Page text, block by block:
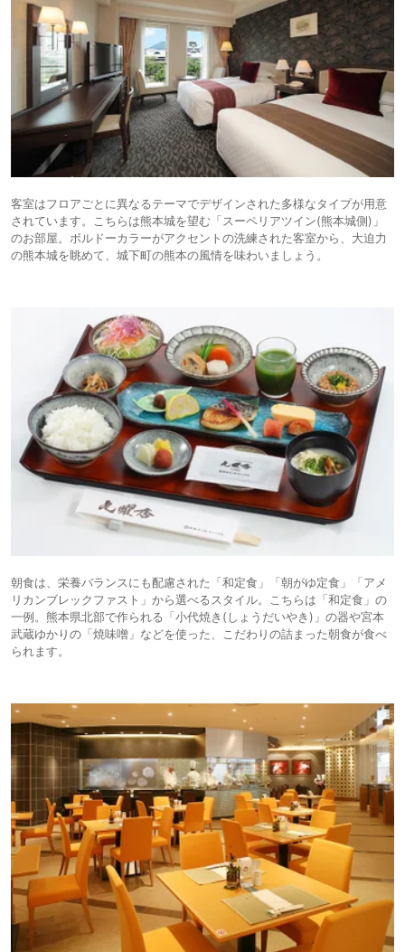
客室はフロアごとに異なるテーマでデザインされた多様なタイプが用意
されています。こちらは熊本城を望む「スーペリアツイン(熊本城側)」
のお部屋。ボルドーカラーがアクセントの洗練された客室から、大迫力
の熊本城を眺めて、城下町の熊本の風情を味わいましょう。
朝食は、栄養バランスにも配慮された「和定食」「朝がゆ定食」「アメ
リカンブレックファスト」から選べるスタイル。こちらは「和定食」の
一例。熊本県北部で作られる「小代焼き(しょうだいやき)」の器や宮本
武蔵ゆかりの「焼味噌」などを使った、こだわりの詰まった朝食が食べ
られます。